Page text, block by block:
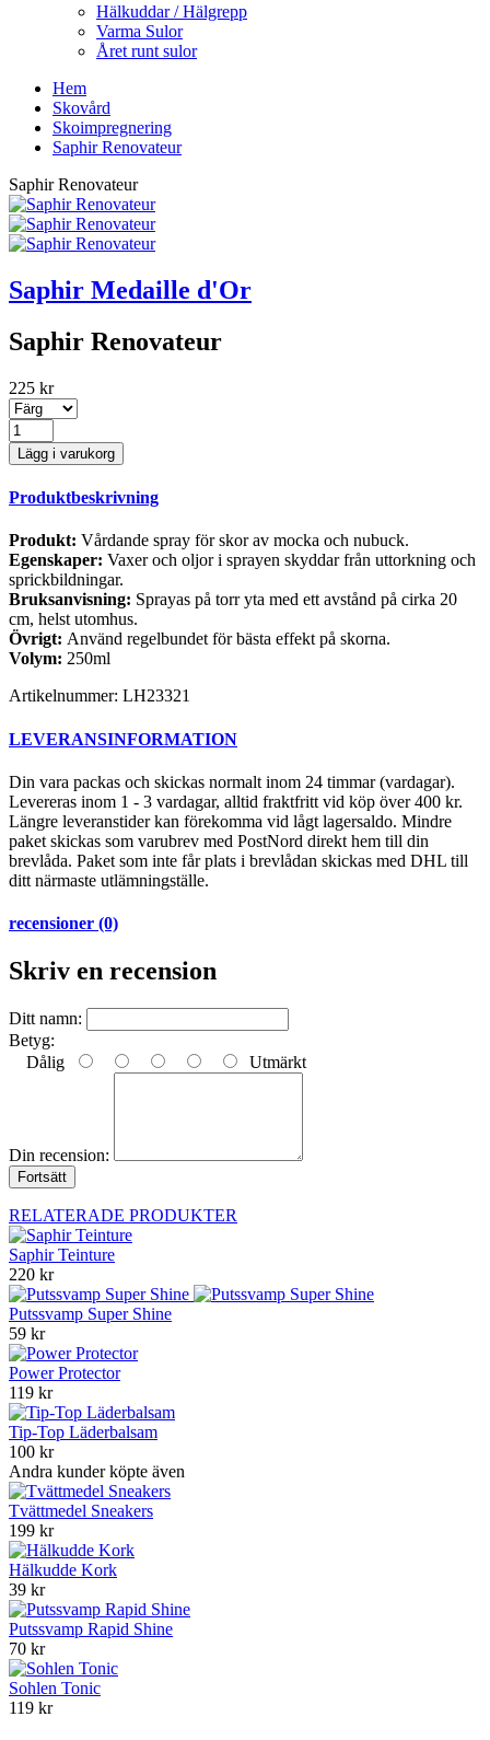
Hälkuddar / Hälgrepp
Varma Sulor
Året runt sulor
Hem
Skovård
Skoimpregnering
Saphir Renovateur
Saphir Renovateur
Saphir Medaille d'Or
Saphir Renovateur
225 kr
Produktbeskrivning
Produkt: Vårdande spray för skor av mocka och nubuck.
Egenskaper: Vaxer och oljor i sprayen skyddar från uttorkning och
sprickbildningar.
Bruksanvisning: Sprayas på torr yta med ett avstånd på cirka 20
cm, helst utomhus.
Övrigt: Använd regelbundet för bästa effekt på skorna.
Volym: 250ml
Artikelnummer: LH23321
LEVERANSINFORMATION
Din vara packas och skickas normalt inom 24 timmar (vardagar).
Levereras inom 1 - 3 vardagar, alltid fraktfritt vid köp över 400 kr.
Längre leveranstider kan förekomma vid lågt lagersaldo. Mindre
paket skickas som varubrev med PostNord direkt hem till din
brevlåda. Paket som inte får plats i brevlådan skickas med DHL till
ditt närmaste utlämningställe.
recensioner (0)
Skriv en recension
Ditt namn:
Betyg:
Dålig
Utmärkt
Din recension:
Fortsätt
RELATERADE PRODUKTER
Saphir Teinture
220 kr
Putssvamp Super Shine
59 kr
Power Protector
119 kr
Tip-Top Läderbalsam
100 kr
Andra kunder köpte även
Tvättmedel Sneakers
199 kr
Hälkudde Kork
39 kr
Putssvamp Rapid Shine
70 kr
Sohlen Tonic
119 kr